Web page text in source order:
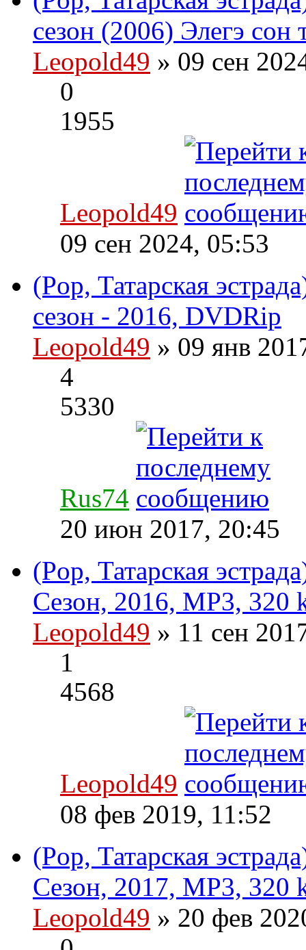
сезон (2006) Элегэ сон
Leopold49 » 09 сен
0
1955
Leopold49
09 сен 2024, 05:53
(Pop, Татарская
сезон - 2016, DVDRip
Leopold49 » 09 янв
4
5330
Rus74
20 июн 2017, 20:45
(Pop, Татарская
Сезон, 2016, MP3, 320
Leopold49 » 11 сен
1
4568
Leopold49
08 фев 2019, 11:52
(Pop, Татарская
Сезон, 2017, MP3, 320
Leopold49 » 20 фев